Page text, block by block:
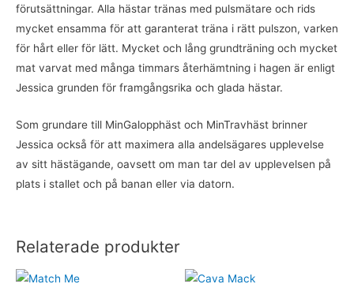
förutsättningar. Alla hästar tränas med pulsmätare och rids
mycket ensamma för att garanterat träna i rätt pulszon, varken
för hårt eller för lätt. Mycket och lång grundträning och mycket
mat varvat med många timmars återhämtning i hagen är enligt
Jessica grunden för framgångsrika och glada hästar.
Som grundare till MinGalopphäst och MinTravhäst brinner
Jessica också för att maximera alla andelsägares upplevelse
av sitt hästägande, oavsett om man tar del av upplevelsen på
plats i stallet och på banan eller via datorn.
Relaterade produkter